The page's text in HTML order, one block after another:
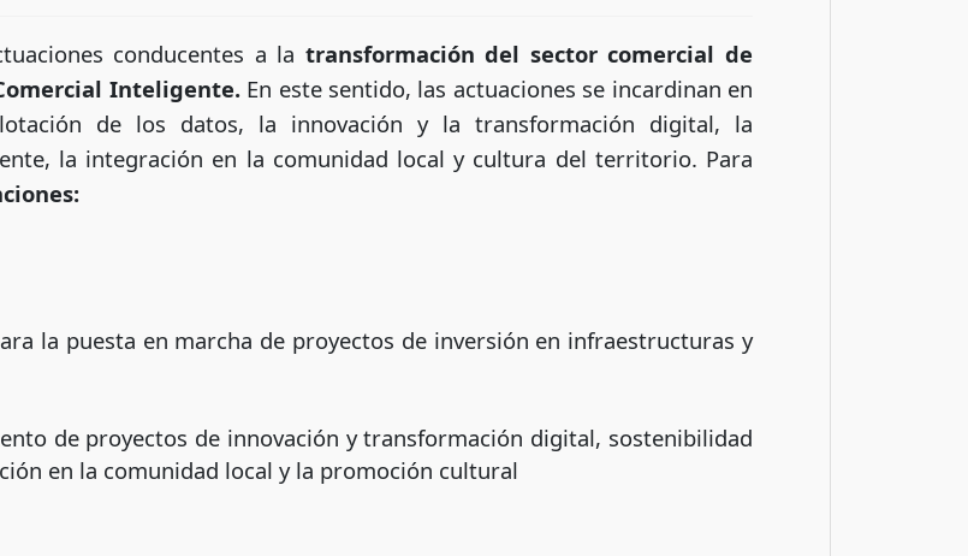
conducentes a la transformación del sector comercial de
Inteligente. En este sentido, las actuaciones se incardinan en
de los datos, la innovación y la transformación digital, la
la integración en la comunidad local y cultura del territorio. Para
la puesta en marcha de proyectos de inversión en infraestructuras y
de proyectos de innovación y transformación digital, sostenibilidad
en la comunidad local y la promoción cultural